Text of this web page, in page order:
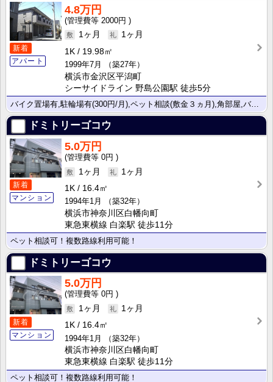
新着
アパート
4.8万円
2000円
1ヶ月
1ヶ月
1K
19.98㎡
1999年7月
（築27年）
横浜市金沢区平潟町
シーサイドライン 野島公園駅 徒歩5分
バイク置場有,駐輪場有(300円/月),ペット相談(敷金３ヵ月),角部屋,バス・トイレ別☆
ドミトリーゴコウ
新着
マンション
5.0万円
0円
1ヶ月
1ヶ月
1K
16.4㎡
1994年1月
（築32年）
横浜市神奈川区白幡向町
東急東横線 白楽駅 徒歩11分
ペット相談可！複数路線利用可能！
ドミトリーゴコウ
新着
マンション
5.0万円
0円
1ヶ月
1ヶ月
1K
16.4㎡
1994年1月
（築32年）
横浜市神奈川区白幡向町
東急東横線 白楽駅 徒歩11分
ペット相談可！複数路線利用可能！